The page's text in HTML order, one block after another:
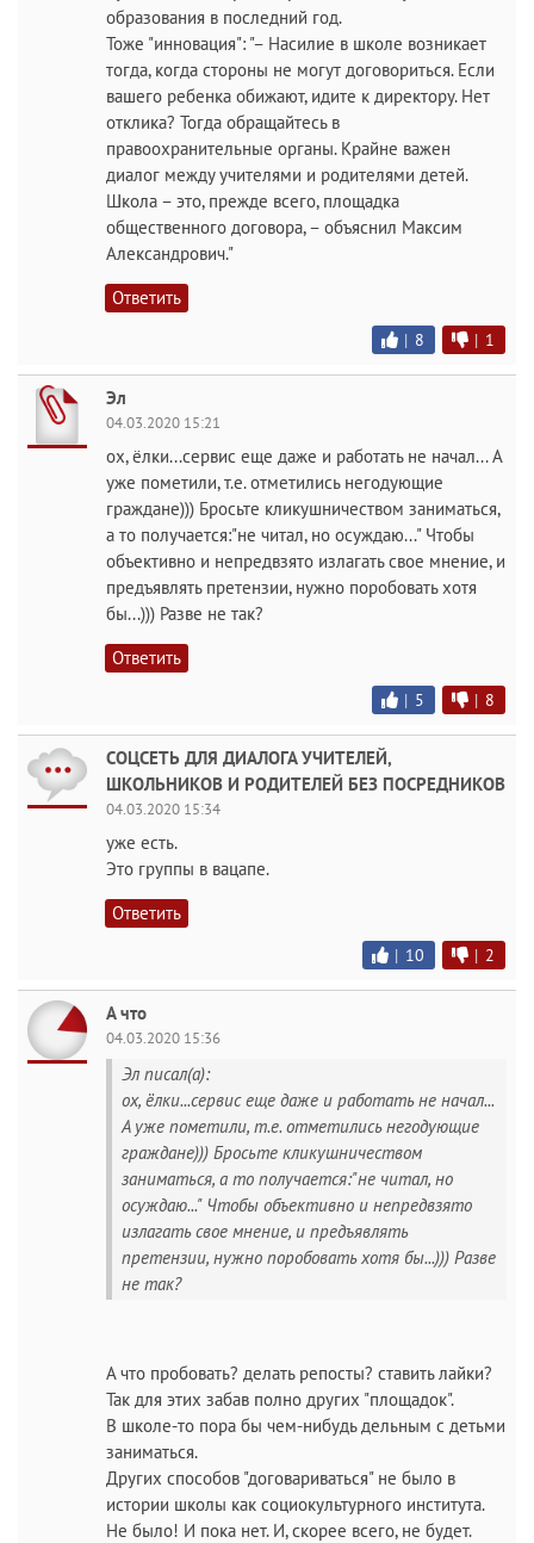
образования в последний год.
Тоже "инновация": "– Насилие в школе возникает
тогда, когда стороны не могут договориться. Если
вашего ребенка обижают, идите к директору. Нет
отклика? Тогда обращайтесь в
правоохранительные органы. Крайне важен
диалог между учителями и родителями детей.
Школа – это, прежде всего, площадка
общественного договора, – объяснил Максим
Александрович."
Ответить
| 8 | 1
Эл
04.03.2020 15:21
ох, ёлки...сервис еще даже и работать не начал... А
уже пометили, т.е. отметились негодующие
граждане))) Бросьте кликушничеством заниматься,
а то получается:"не читал, но осуждаю..." Чтобы
объективно и непредвзято излагать свое мнение, и
предъявлять претензии, нужно поробовать хотя
бы...))) Разве не так?
Ответить
| 5 | 8
СОЦСЕТЬ ДЛЯ ДИАЛОГА УЧИТЕЛЕЙ,
ШКОЛЬНИКОВ И РОДИТЕЛЕЙ БЕЗ ПОСРЕДНИКОВ
04.03.2020 15:34
уже есть.
Это группы в вацапе.
Ответить
| 10 | 2
А что
04.03.2020 15:36
Эл писал(а):
ох, ёлки...сервис еще даже и работать не начал...
А уже пометили, т.е. отметились негодующие
граждане))) Бросьте кликушничеством
заниматься, а то получается:"не читал, но
осуждаю..." Чтобы объективно и непредвзято
излагать свое мнение, и предъявлять
претензии, нужно поробовать хотя бы...))) Разве
не так?
А что пробовать? делать репосты? ставить лайки?
Так для этих забав полно других "площадок".
В школе-то пора бы чем-нибудь дельным с детьми
заниматься.
Других способов "договариваться" не было в
истории школы как социокультурного института.
Не было! И пока нет. И, скорее всего, не будет.